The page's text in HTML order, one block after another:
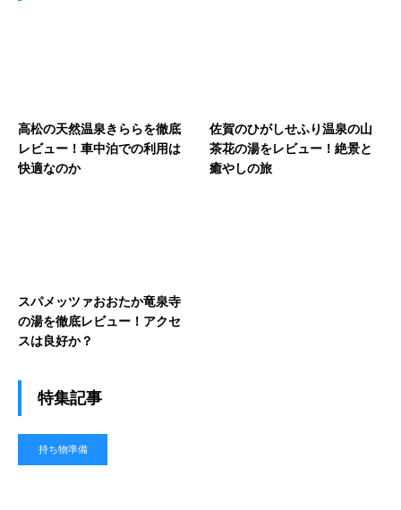
高松の天然温泉きららを徹底
レビュー！車中泊での利用は
快適なのか
佐賀のひがしせふり温泉の山
茶花の湯をレビュー！絶景と
癒やしの旅
スパメッツァおおたか竜泉寺
の湯を徹底レビュー！アクセ
スは良好か？
特集記事
持ち物準備